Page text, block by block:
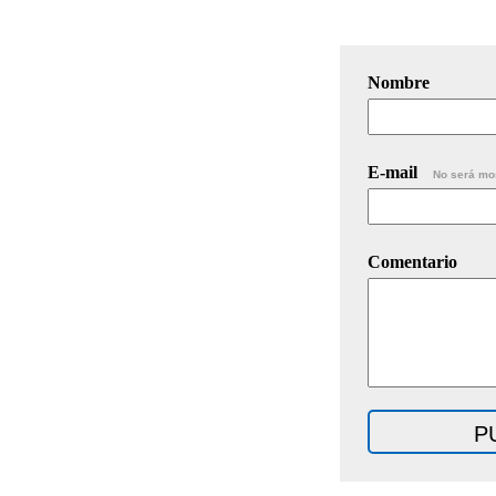
Nombre
E-mail No será
Comentario